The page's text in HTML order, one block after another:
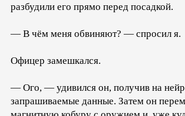
разбудили его прямо перед посадкой.
— В чём меня обвиняют? — спросил я.
Офицер замешкался.
— Ого, — удивился он, получив на
запрашиваемые данные. Затем он